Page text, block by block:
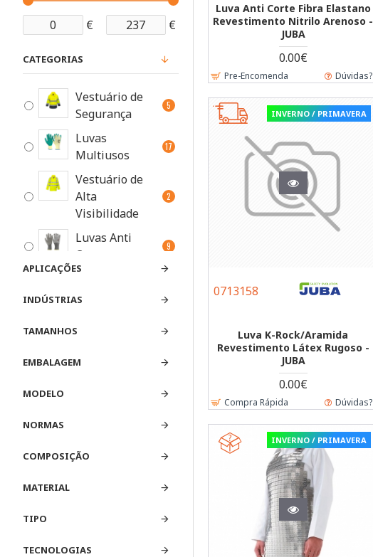
€ €
CATEGORIAS
Vestuário de
Segurança
5
Luvas
Multiusos
17
Vestuário de
Alta
Visibilidade
2
Luvas Anti
Corte
9
Proteção
de Aço
1
Vestuário de
Antiestáticas
1
Americano
APLICAÇÕES
INDÚSTRIAS
TAMANHOS
EMBALAGEM
MODELO
NORMAS
COMPOSIÇÃO
MATERIAL
TIPO
TECNOLOGIAS
Luva Anti Corte Fibra Elastano
Revestimento Nitrilo Arenoso -
JUBA
0.00€
Pre-Encomenda Dúvidas?
INVERNO / PRIMAVERA
0713158
Luva K-Rock/Aramida
Revestimento Látex Rugoso -
JUBA
0.00€
Compra Rápida Dúvidas?
INVERNO / PRIMAVERA